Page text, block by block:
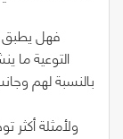
فهل يطبق
التوعية ما
بالنسبة لهم
ولأمثلة